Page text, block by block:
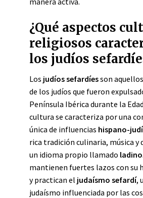
¿Qué aspectos
religiosos
los judíos
Los judíos sefardíesson
de los judíos que fueron
Península Ibérica durante la
cultura se caracteriza por una
única de influencias hispano-
rica tradición culinaria, música y
un idioma propio llamado ladino
mantienen fuertes lazos con su
y practican el judaísmo sefardí,
judaísmo influenciada por las